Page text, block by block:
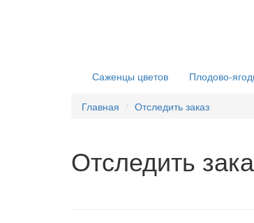
Саженцы цветов Плодово-
Главная Отследить заказ
Отследить